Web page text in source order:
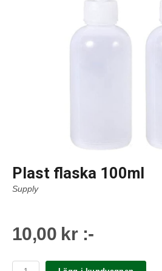
Plast flaska 100ml
Supply
10,00 kr :-